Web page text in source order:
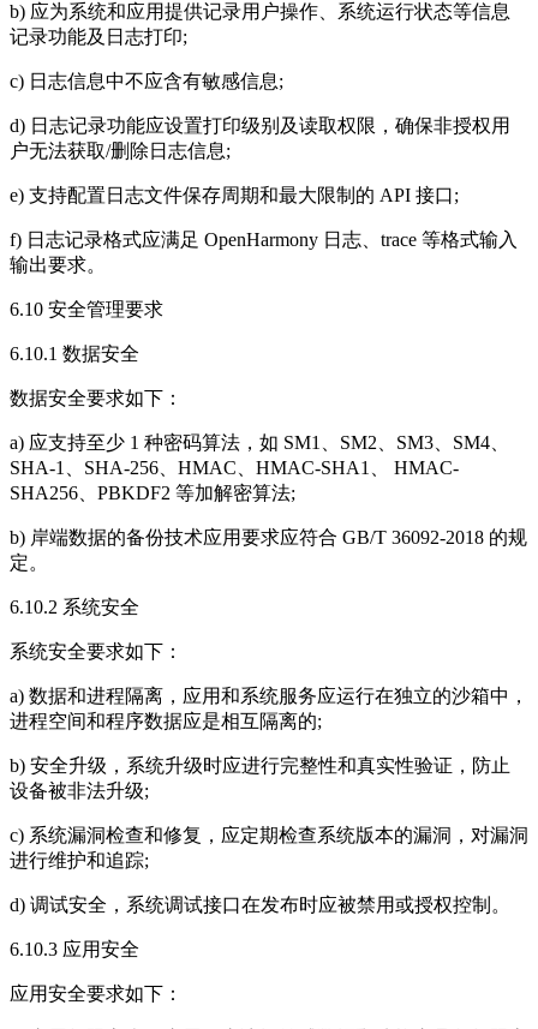
b) 应为系统和应用提供记录用户操作、系统运行状态等信息
记录功能及日志打印;
c) 日志信息中不应含有敏感信息;
d) 日志记录功能应设置打印级别及读取权限，确保非授权用
户无法获取/删除日志信息;
e) 支持配置日志文件保存周期和最大限制的 API 接口;
f) 日志记录格式应满足 OpenHarmony 日志、trace 等格式输入
输出要求。
6.10 安全管理要求
6.10.1 数据安全
数据安全要求如下：
a) 应支持至少 1 种密码算法，如 SM1、SM2、SM3、SM4、
SHA-1、SHA-256、HMAC、HMAC-SHA1、 HMAC-
SHA256、PBKDF2 等加解密算法;
b) 岸端数据的备份技术应用要求应符合 GB/T 36092-2018 的规
定。
6.10.2 系统安全
系统安全要求如下：
a) 数据和进程隔离，应用和系统服务应运行在独立的沙箱中，
进程空间和程序数据应是相互隔离的;
b) 安全升级，系统升级时应进行完整性和真实性验证，防止
设备被非法升级;
c) 系统漏洞检查和修复，应定期检查系统版本的漏洞，对漏洞
进行维护和追踪;
d) 调试安全，系统调试接口在发布时应被禁用或授权控制。
6.10.3 应用安全
应用安全要求如下：